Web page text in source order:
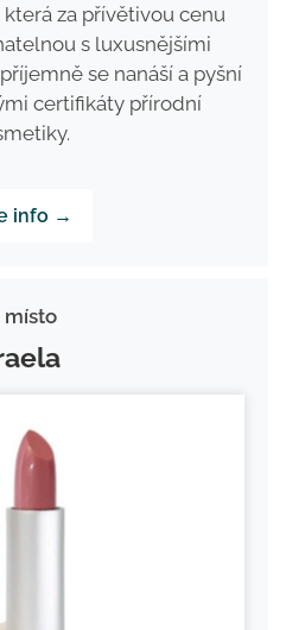
za přívětivou cenu
s luxusnějšími
se nanáší a pyšní
certifikáty přírodní
info →
místo